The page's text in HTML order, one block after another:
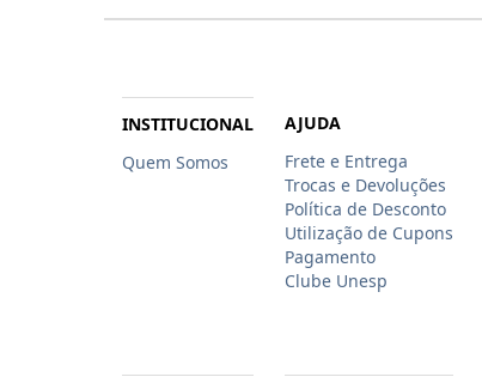
INSTITUCIONAL
Quem Somos
AJUDA
Frete e Entrega
Trocas e Devoluções
Política de Desconto
Utilização de Cupons
Pagamento
Clube Unesp